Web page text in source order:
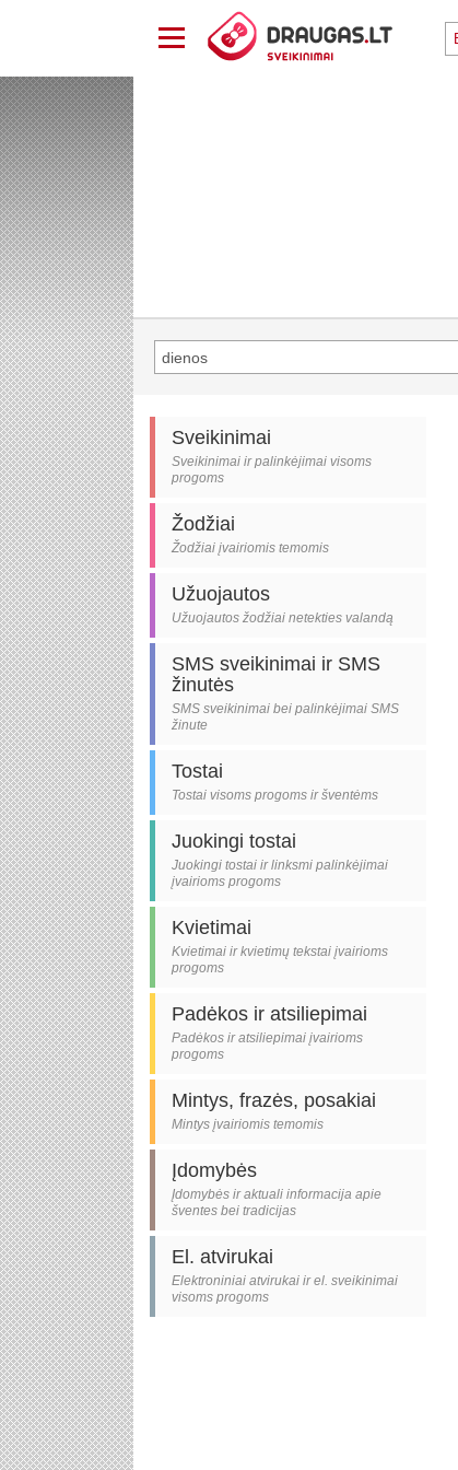
Sveikinimai
Sveikinimai ir palinkėjimai visoms
progoms
Žodžiai
Žodžiai įvairiomis temomis
Užuojautos
Užuojautos žodžiai netekties valandą
SMS sveikinimai ir SMS
žinutės
SMS sveikinimai bei palinkėjimai SMS
žinute
Tostai
Tostai visoms progoms ir šventėms
Juokingi tostai
Juokingi tostai ir linksmi palinkėjimai
įvairioms progoms
Kvietimai
Kvietimai ir kvietimų tekstai įvairioms
progoms
Padėkos ir atsiliepimai
Padėkos ir atsiliepimai įvairioms
progoms
Mintys, frazės, posakiai
Mintys įvairiomis temomis
Įdomybės
Įdomybės ir aktuali informacija apie
šventes bei tradicijas
El. atvirukai
Elektroniniai atvirukai ir el. sveikinimai
visoms progoms